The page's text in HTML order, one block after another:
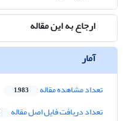
ارجاع به این مقاله
آمار
تعداد مشاهده مقاله 1,983
تعداد دریافت فایل اصل مقاله